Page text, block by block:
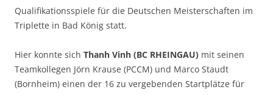
Qualifikationsspiele für die Deutschen Meisterschaften im
Triplette in Bad König statt.
Hier konnte sich Thanh Vinh (BC RHEINGAU) mit seinen
Teamkollegen Jörn Krause (PCCM) und Marco Staudt
(Bornheim) einen der 16 zu vergebenden Startplätze für